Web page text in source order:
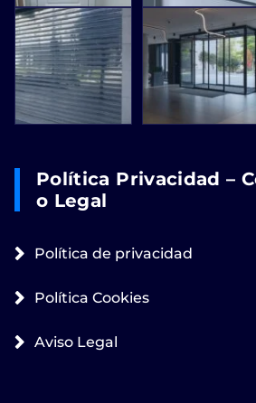
Política Privacidad –
O Legal
Política de privacidad
Política Cookies
Aviso Legal